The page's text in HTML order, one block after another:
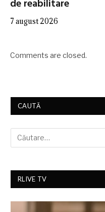
de reabilitare
7 august 2026
Comments are closed.
CAUTĂ
RLIVE TV